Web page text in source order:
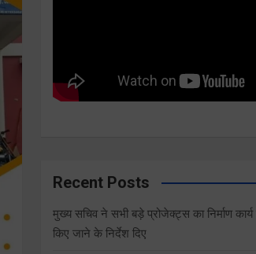
Recent Posts
मुख्य सचिव ने सभी बड़े प्रोजेक्ट्स का निर्माण
किए जाने के निर्देश दिए